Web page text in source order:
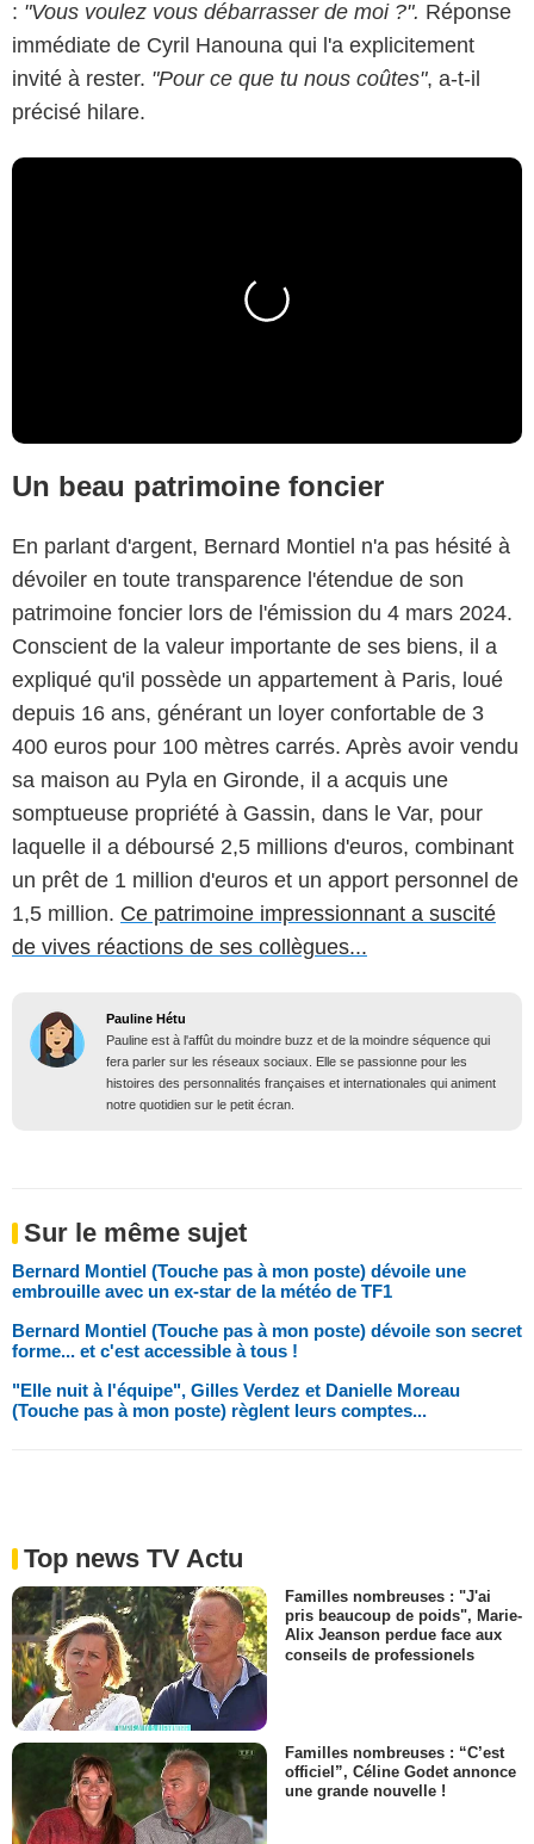
: "Vous voulez vous débarrasser de moi ?". Réponse
immédiate de Cyril Hanouna qui l'a explicitement
invité à rester. "Pour ce que tu nous coûtes", a-t-il
précisé hilare.
Un beau patrimoine foncier
En parlant d'argent, Bernard Montiel n'a pas hésité à
dévoiler en toute transparence l'étendue de son
patrimoine foncier lors de l'émission du 4 mars 2024.
Conscient de la valeur importante de ses biens, il a
expliqué qu'il possède un appartement à Paris, loué
depuis 16 ans, générant un loyer confortable de 3
400 euros pour 100 mètres carrés. Après avoir vendu
sa maison au Pyla en Gironde, il a acquis une
somptueuse propriété à Gassin, dans le Var, pour
laquelle il a déboursé 2,5 millions d'euros, combinant
un prêt de 1 million d'euros et un apport personnel de
1,5 million. Ce patrimoine impressionnant a suscité
de vives réactions de ses collègues...
Pauline Hétu
Pauline est à l'affût du moindre buzz et de la moindre séquence qui
fera parler sur les réseaux sociaux. Elle se passionne pour les
histoires des personnalités françaises et internationales qui animent
notre quotidien sur le petit écran.
Sur le même sujet
Bernard Montiel (Touche pas à mon poste) dévoile une
embrouille avec un ex-star de la météo de TF1
Bernard Montiel (Touche pas à mon poste) dévoile son secret
forme... et c'est accessible à tous !
"Elle nuit à l'équipe", Gilles Verdez et Danielle Moreau
(Touche pas à mon poste) règlent leurs comptes...
Top news TV Actu
Familles nombreuses : "J'ai
pris beaucoup de poids", Marie-
Alix Jeanson perdue face aux
conseils de professionels
Familles nombreuses : “C’est
officiel”, Céline Godet annonce
une grande nouvelle !